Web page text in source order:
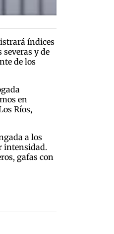
índices
y de
de los
en
Ríos,
a los
intensidad.
gafas con